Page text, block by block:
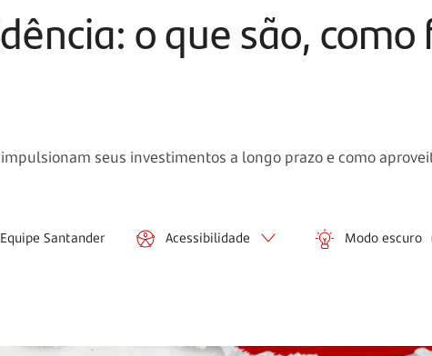
o que são,
seus investimentos a longo prazo e como
Santander Acessibilidade Modo escuro